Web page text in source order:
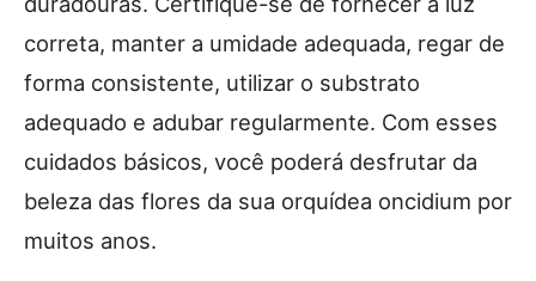
correta, manter a umidade adequada, regar de
forma consistente, utilizar o substrato
adequado e adubar regularmente. Com esses
cuidados básicos, você poderá desfrutar da
beleza das flores da sua orquídea oncidium por
muitos anos.